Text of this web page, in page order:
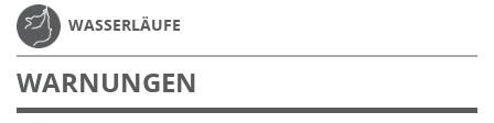
WASSERLÄUFE
WARNUNGEN